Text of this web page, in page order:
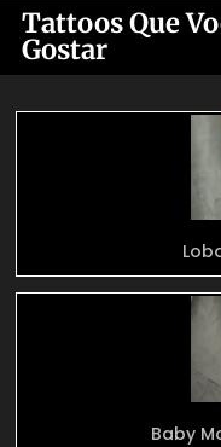
Tattoos Que
Gostar
Baby